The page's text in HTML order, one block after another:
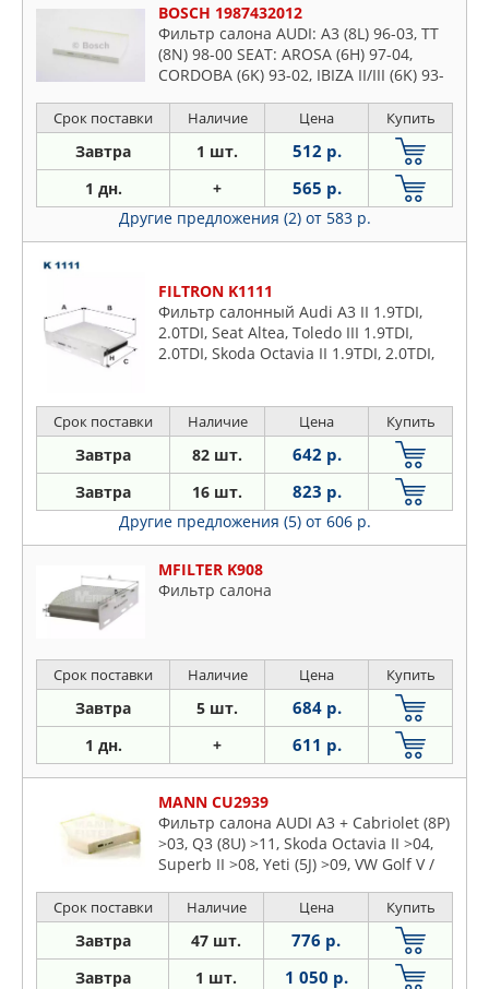
BOSCH 1987432012
Фильтр салона AUDI: A3 (8L) 96-03, TT
(8N) 98-00 SEAT: AROSA (6H) 97-04,
CORDOBA (6K) 93-02, IBIZA II/III (6K) 93-
Срок поставки Наличие Цена Купить
Завтра 1 шт. 512 р.
1 дн. + 565 р.
Другие предложения (2) от 583 р.
FILTRON K1111
Фильтр салонный Audi A3 II 1.9TDI,
2.0TDI, Seat Altea, Toledo III 1.9TDI,
2.0TDI, Skoda Octavia II 1.9TDI, 2.0TDI,
Срок поставки Наличие Цена Купить
Завтра 82 шт. 642 р.
Завтра 16 шт. 823 р.
Другие предложения (5) от 606 р.
MFILTER K908
Фильтр салона
Срок поставки Наличие Цена Купить
Завтра 5 шт. 684 р.
1 дн. + 611 р.
MANN CU2939
Фильтр салона AUDI A3 + Cabriolet (8P)
>03, Q3 (8U) >11, Skoda Octavia II >04,
Superb II >08, Yeti (5J) >09, VW Golf V /
Срок поставки Наличие Цена Купить
Завтра 47 шт. 776 р.
Завтра 1 шт. 1 050 р.